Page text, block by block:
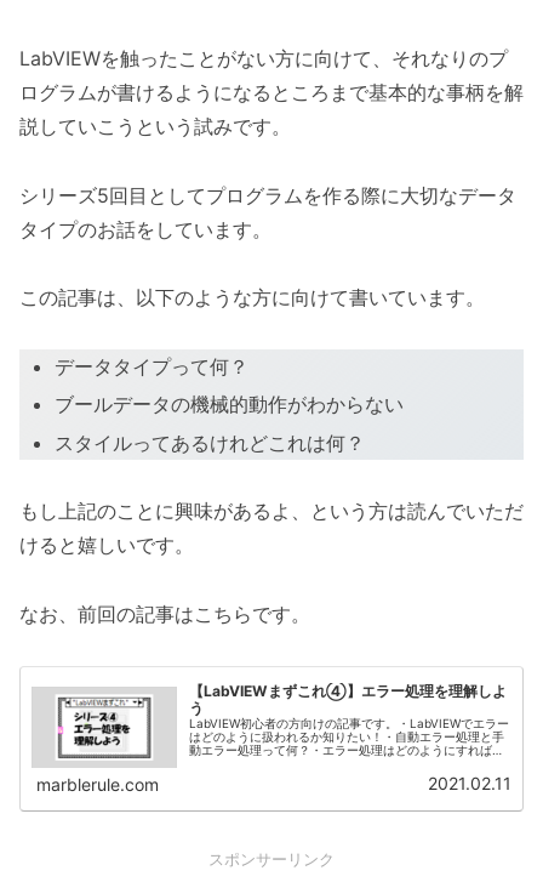
LabVIEWを触ったことがない方に向けて、それなりのプ
ログラムが書けるようになるところまで基本的な事柄を解
説していこうという試みです。
シリーズ5回目としてプログラムを作る際に大切なデータ
タイプのお話をしています。
この記事は、以下のような方に向けて書いています。
データタイプって何？
ブールデータの機械的動作がわからない
スタイルってあるけれどこれは何？
もし上記のことに興味があるよ、という方は読んでいただ
けると嬉しいです。
なお、前回の記事はこちらです。
【LabVIEWまずこれ④】エラー処理を理解しよ
う
LabVIEW初心者の方向けの記事です。・LabVIEWでエラー
はどのように扱われるか知りたい！・自動エラー処理と手
動エラー処理って何？・エラー処理はどのようにすればい
marblerule.com 2021.02.11
スポンサーリンク